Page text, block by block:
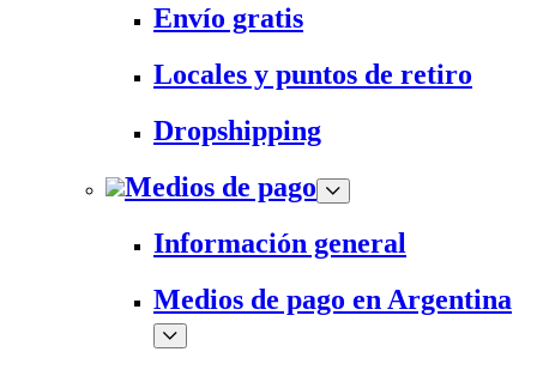
Envío gratis
Locales y puntos de retiro
Dropshipping
Medios de pago
Información general
Medios de pago en Argentina